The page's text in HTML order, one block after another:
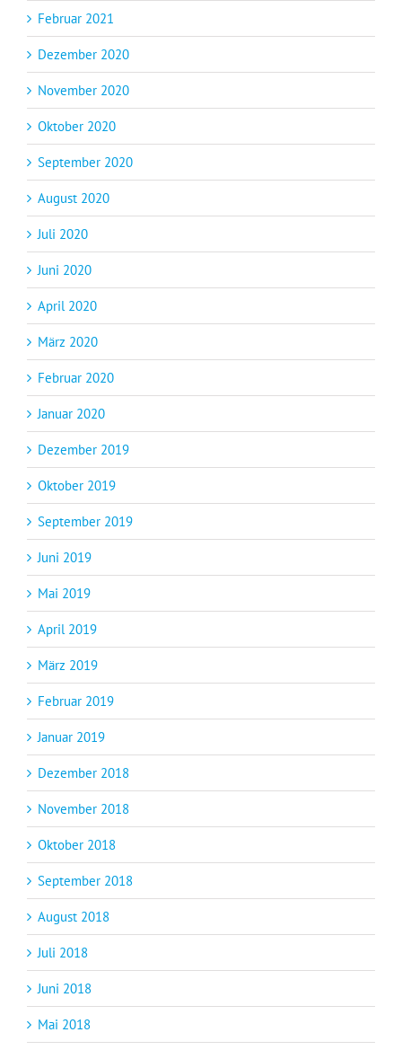
Februar 2021
Dezember 2020
November 2020
Oktober 2020
September 2020
August 2020
Juli 2020
Juni 2020
April 2020
März 2020
Februar 2020
Januar 2020
Dezember 2019
Oktober 2019
September 2019
Juni 2019
Mai 2019
April 2019
März 2019
Februar 2019
Januar 2019
Dezember 2018
November 2018
Oktober 2018
September 2018
August 2018
Juli 2018
Juni 2018
Mai 2018